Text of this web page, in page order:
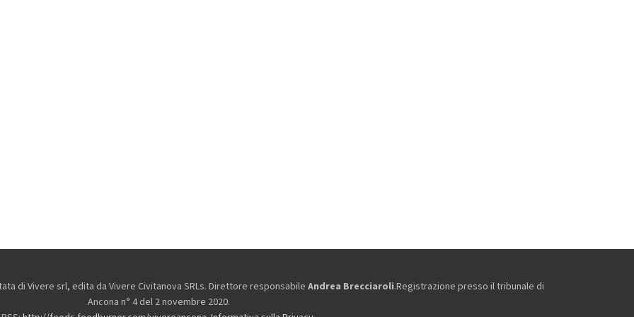
di Vivere srl, edita da Vivere Civitanova SRLs. Direttore responsabile Andrea Brecciaroli.Registrazione presso il tribunale di
Ancona n° 4 del 2 novembre 2020.